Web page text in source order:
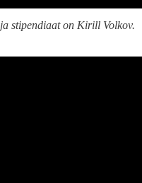
stipendiaat on Kirill Volkov.